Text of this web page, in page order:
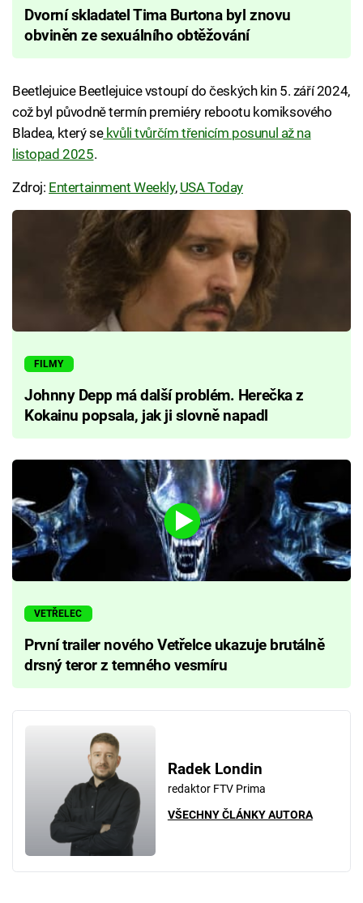
Dvorní skladatel Tima Burtona byl znovu
obviněn ze sexuálního obtěžování
Beetlejuice Beetlejuice vstoupí do českých kin 5. září 2024,
což byl původně termín premiéry rebootu komiksového
Bladea, který sekvůli tvůrčím třenicím posunul až na
listopad 2025.
Zdroj: Entertainment Weekly, USA Today
FILMY
Johnny Depp má další problém. Herečka z
Kokainu popsala, jak ji slovně napadl
VETŘELEC
První trailer nového Vetřelce ukazuje brutálně
drsný teror z temného vesmíru
Radek Londin
redaktor FTV Prima
VŠECHNY ČLÁNKY AUTORA